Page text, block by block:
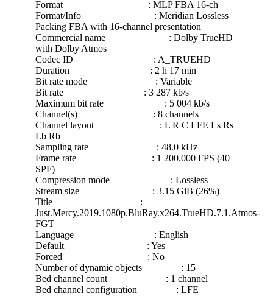
Format : MLP FBA 16-ch
Format/Info : Meridian Lossless
Packing FBA with 16-channel presentation
Commercial name : Dolby TrueHD
with Dolby Atmos
Codec ID : A_TRUEHD
Duration : 2 h 17 min
Bit rate mode : Variable
Bit rate : 3 287 kb/s
Maximum bit rate : 5 004 kb/s
Channel(s) : 8 channels
Channel layout : L R C LFE Ls Rs
Lb Rb
Sampling rate : 48.0 kHz
Frame rate : 1 200.000 FPS (40
SPF)
Compression mode : Lossless
Stream size : 3.15 GiB (26%)
Title :
Just.Mercy.2019.1080p.BluRay.x264.TrueHD.7.1.Atmos-
FGT
Language : English
Default : Yes
Forced : No
Number of dynamic objects : 15
Bed channel count : 1 channel
Bed channel configuration : LFE